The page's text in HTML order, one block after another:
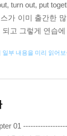
turn out, put
가 이미 출간한
되고 그렇게 연습
일부 내용을 미리 읽어
01